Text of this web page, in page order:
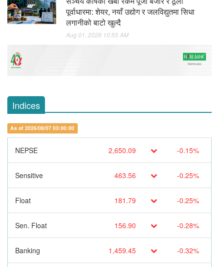
पूर्वाधारमा: शेयर, नयाँ उद्योग र जलविद्युतमा सिधा
लगानीको बाटो खुल्दै
Aug 01, 2026 10:55 AM
Indices
As of 2026/08/07 03:00:00
NEPSE 2,650.09 -0.15%
Sensitive 463.56 -0.25%
Float 181.79 -0.25%
Sen. Float 156.90 -0.28%
Banking 1,459.45 -0.32%